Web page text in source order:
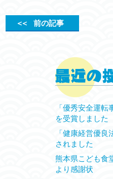
＜＜前の記事
「優秀安全運
を受賞しました
「健康経営優良
されました
熊本県こども食
より感謝状